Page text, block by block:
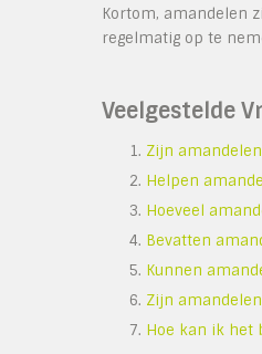
Kortom, amandelen
regelmatig op te
Veelgestelde
Zijn
Helpen
Hoeveel
Bevatten
Kunnen
Zijn
Hoe kan ik het